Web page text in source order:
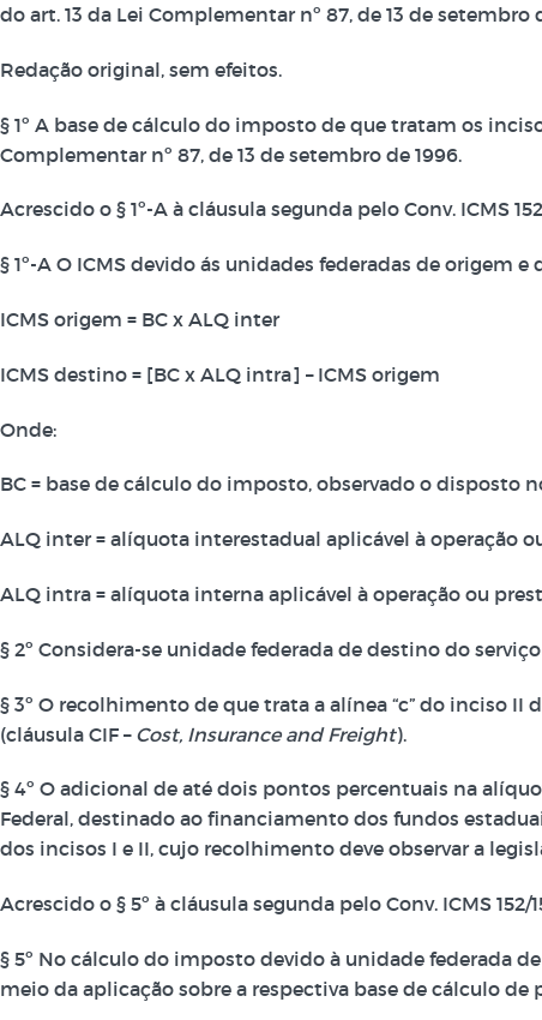
do art. 13 da Lei Complementar nº 87, de 13 de setembro
Redação original, sem efeitos.
§ 1º A base de cálculo do imposto de que tratam os
Complementar nº 87, de 13 de setembro de 1996.
Acrescido o § 1º-A à cláusula segunda pelo Conv. ICMS
§ 1º-A O ICMS devido ás unidades federadas de origem
ICMS origem = BC x ALQ inter
ICMS destino = [BC x ALQ intra] – ICMS origem
Onde:
BC = base de cálculo do imposto, observado o disposto
ALQ inter = alíquota interestadual aplicável à operação
ALQ intra = alíquota interna aplicável à operação ou
§ 2º Considera-se unidade federada de destino do
§ 3º O recolhimento de que trata a alínea “c” do inciso II
(cláusula CIF – Cost, Insurance and Freight).
§ 4º O adicional de até dois pontos percentuais na
Federal, destinado ao financiamento dos fundos
dos incisos I e II, cujo recolhimento deve observar a
Acrescido o § 5º à cláusula segunda pelo Conv. ICMS 152/
§ 5º No cálculo do imposto devido à unidade federada
meio da aplicação sobre a respectiva base de cálculo